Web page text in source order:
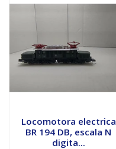
Locomotora electrica
BR 194 DB, escala N
digita...